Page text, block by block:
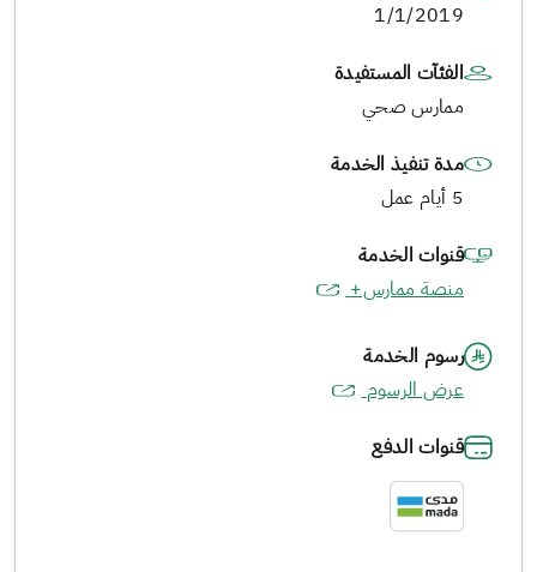
1/1/2019
الفئآت المستفيدة
ممارس صحي
مدة تنفيذ الخدمة
5 أيام عمل
قنوات الخدمة
منصة ممارس+
رسوم الخدمة
عرض الرسوم
قنوات الدفع